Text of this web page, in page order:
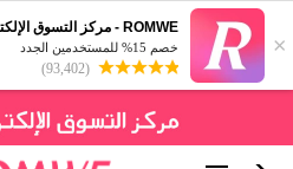
×
ROMWE - مركز التسوق الإلكتروني الخاص بك
خصم 15% للمستخدمين الجدد
(93,402)